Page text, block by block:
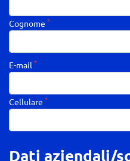
Cognome *
E-mail *
Cellulare *
Dati aziendali/